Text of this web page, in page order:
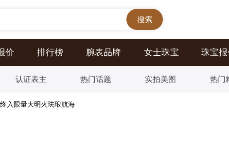
价 排行榜 腕表品牌 女士珠宝 珠宝报
认证表主 热门话题 实拍美图 热门
终入限量大明火珐琅航海